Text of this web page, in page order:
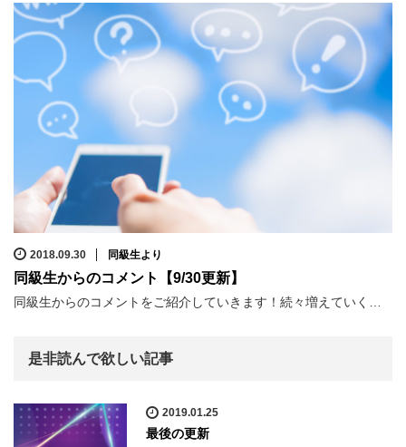
2018.09.30 同級生より
同級生からのコメント【9/30更新】
同級生からのコメントをご紹介していきます！続々増えていく…
是非読んで欲しい記事
2019.01.25
最後の更新